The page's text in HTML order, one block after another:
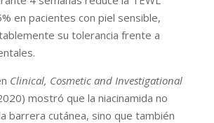
en pacientes con piel sensible,
su tolerancia frente a
Clinical, Cosmetic and Investigational
mostró que la niacinamida no
barrera cutánea, sino que también